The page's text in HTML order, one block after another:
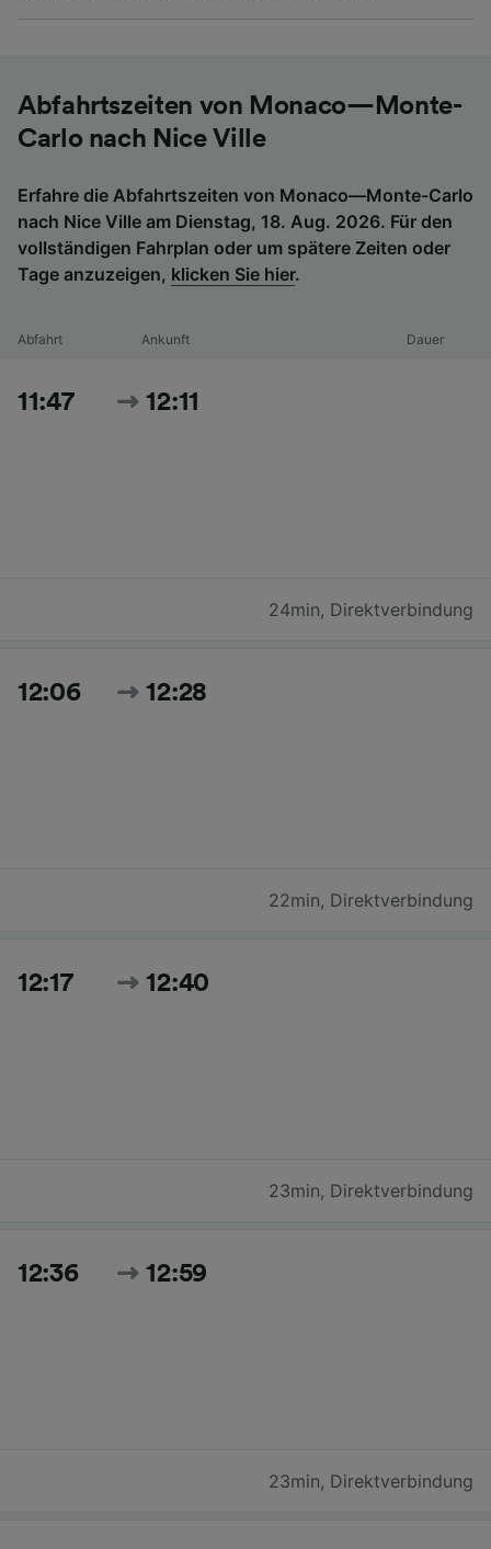
Abfahrtszeiten von Monaco—Monte-
Carlo nach Nice Ville
Erfahre die Abfahrtszeiten von Monaco—Monte-Carlo
nach Nice Ville am Dienstag, 18. Aug. 2026. Für den
vollständigen Fahrplan oder um spätere Zeiten oder
Tage anzuzeigen, klicken Sie hier.
Abfahrt Ankunft Dauer
11:47 12:11
24min, Direktverbindung
12:06 12:28
22min, Direktverbindung
12:17 12:40
23min, Direktverbindung
12:36 12:59
23min, Direktverbindung